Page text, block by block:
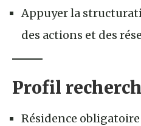
Appuyer la
des actions et des
Profil
Résidence